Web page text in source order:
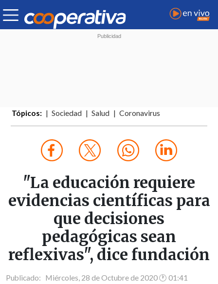
Tópicos: Sociedad Salud Coronavirus
"La educación requiere
evidencias científicas para
que decisiones
pedagógicas sean
reflexivas", dice fundación
Publicado: Miércoles, 28 de Octubre de 2020 🕐 01:41